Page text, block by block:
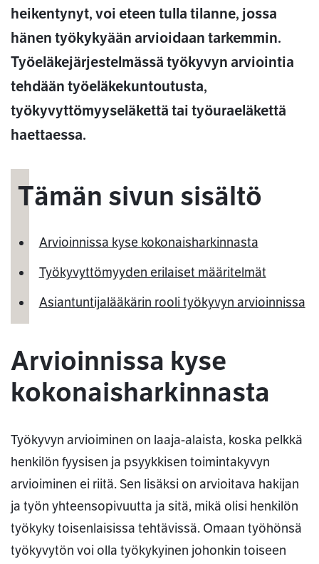
heikentynyt, voi eteen tulla tilanne, jossa
hänen työkykyään arvioidaan tarkemmin.
Työeläkejärjestelmässä työkyvyn arviointia
tehdään työeläkekuntoutusta,
työkyvyttömyyseläkettä tai työuraeläkettä
haettaessa.
Tämän sivun sisältö
Arvioinnissa kyse kokonaisharkinnasta
Työkyvyttömyyden erilaiset määritelmät
Asiantuntijalääkärin rooli työkyvyn arvioinnissa
Arvioinnissa kyse
kokonaisharkinnasta
Työkyvyn arvioiminen on laaja-alaista, koska pelkkä
henkilön fyysisen ja psyykkisen toimintakyvyn
arvioiminen ei riitä. Sen lisäksi on arvioitava hakijan
ja työn yhteensopivuutta ja sitä, mikä olisi henkilön
työkyky toisenlaisissa tehtävissä. Omaan työhönsä
työkyvytön voi olla työkykyinen johonkin toiseen